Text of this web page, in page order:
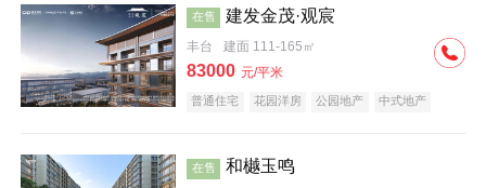
在售 建发金茂·观宸
丰台 建面 111-165㎡
83000 元/平米
普通住宅 花园洋房 公园地产
中式地产
在售 和樾玉鸣